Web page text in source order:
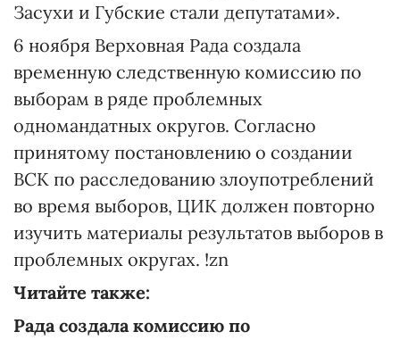
Засухи и Губские стали депутатами».
6 ноября Верховная Рада создала
временную следственную комиссию по
выборам в ряде проблемных
одномандатных округов. Согласно
принятому постановлению о создании
ВСК по расследованию злоупотреблений
во время выборов, ЦИК должен повторно
изучить материалы результатов выборов в
проблемных округах. !zn
Читайте также:
Рада создала комиссию по